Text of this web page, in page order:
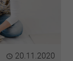
Publiziert
20.11.2020